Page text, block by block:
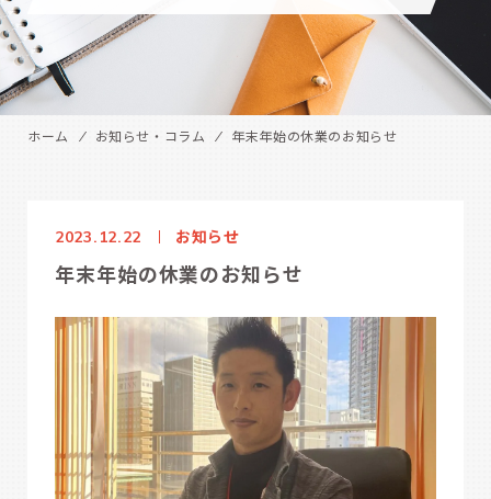
ホーム お知らせ・コラム 年末年始の休業のお知らせ
2023.12.22 お知らせ
年末年始の休業のお知らせ